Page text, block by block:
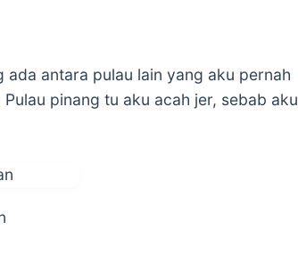
antara pulau lain yang aku pernah
Pulau pinang tu aku acah jer, sebab aku